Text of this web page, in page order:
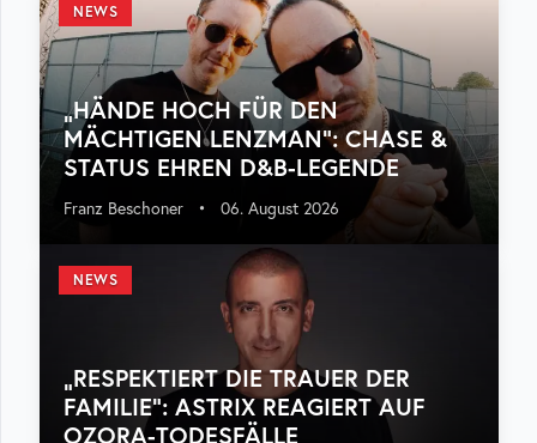
NEWS
„HÄNDE HOCH FÜR DEN
MÄCHTIGEN LENZMAN“: CHASE &
STATUS EHREN D&B-LEGENDE
Franz Beschoner • 06. August 2026
NEWS
„RESPEKTIERT DIE TRAUER DER
FAMILIE“: ASTRIX REAGIERT AUF
OZORA-TODESFÄLLE